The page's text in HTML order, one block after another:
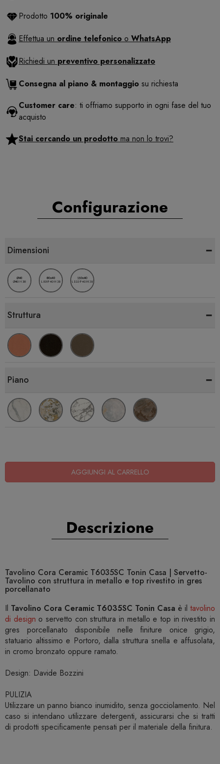
Prodotto 100% originale
Effettua un ordine telefonico o WhatsApp
Richiedi un preventivo personalizzato
Consegna al piano & montaggio su richiesta
Customer care: ti offriamo supporto in ogni fase del tuo
acquisto
Stai cercando un prodotto ma non lo trovi?
Configurazione
Dimensioni -
Struttura -
Piano -
AGGIUNGI AL CARRELLO
Descrizione
Tavolino Cora Ceramic T6035SC Tonin Casa | Servetto-
Tavolino con struttura in metallo e top rivestito in gres
porcellanato
Il Tavolino Cora Ceramic T6035SC Tonin Casa è il tavolino
di design o servetto con struttura in metallo e top in rivestito in
gres porcellanato disponibile nelle finiture onice grigio,
statuario altissimo e Portoro, dalla struttura snella e affusolata,
in cromo bronzato oppure ramato.
Design: Davide Bozzini
PULIZIA
Utilizzare un panno bianco inumidito, senza gocciolamento. Nel
caso si intendano utilizzare detergenti, assicurarsi che si tratti
di prodotti specificamente pensati per il materiale della finitura.